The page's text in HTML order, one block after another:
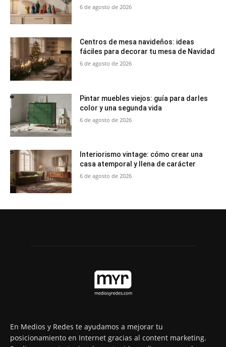
6 de agosto de 2026
Centros de mesa navideños: ideas
fáciles para decorar tu mesa de Navidad
6 de agosto de 2026
Pintar muebles viejos: guía para darles
color y una segunda vida
6 de agosto de 2026
Interiorismo vintage: cómo crear una
casa atemporal y llena de carácter
6 de agosto de 2026
En Medios y Redes te ayudamos a mejorar tu
posicionamiento en Internet gracias al content marketing.